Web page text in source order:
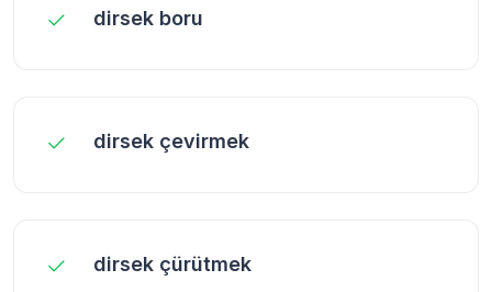
dirsek boru
dirsek çevirmek
dirsek çürütmek